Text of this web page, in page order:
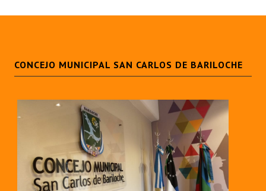
CONCEJO MUNICIPAL SAN CARLOS DE BARILOCHE